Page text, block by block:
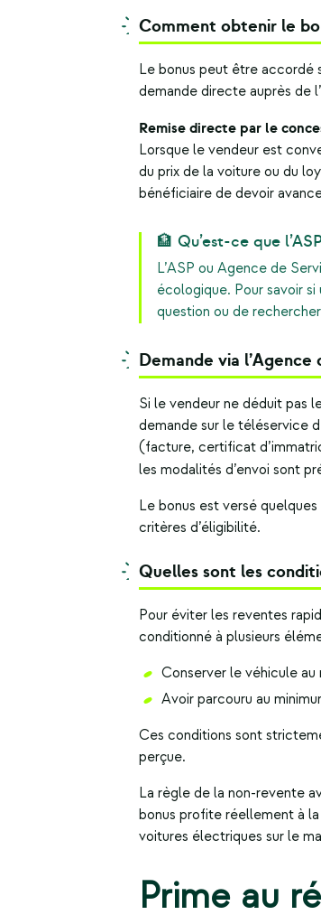
Comment obtenir le
Le bonus peut être accordé
demande directe auprès de
Remise directe par le
Lorsque le vendeur est
du prix de la voiture ou du
bénéficiaire de devoir
🏦 Qu’est-ce que
L’ASP ou Agence de
écologique. Pour savoir
question ou de
Demande via
Si le vendeur ne déduit pas
demande sur le téléservice
(facture, certificat
les modalités d’envoi sont
Le bonus est versé
critères d’éligibilité.
Quelles sont les
Pour éviter les reventes
conditionné à plusieurs
Conserver le véhicule au
Avoir parcouru au
Ces conditions sont
perçue.
La règle de la non-revente
bonus profite réellement à
voitures électriques sur le
Prime au